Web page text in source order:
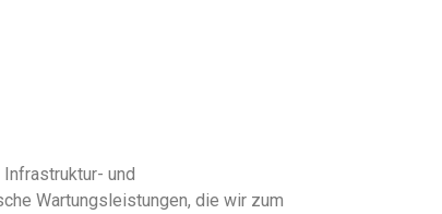
und
Wartungsleistungen, die wir zum